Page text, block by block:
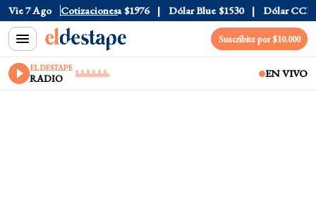
Vie 7 Ago Cotizaciones
$1520 Dólar Tarjeta $1976 Dólar Blue $1530 Dólar CCL
Suscribite por $10.000
EL DESTAPE
RADIO EN VIVO